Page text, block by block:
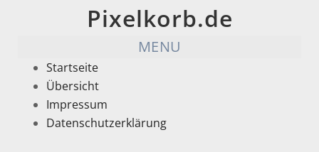
Pixelkorb.de
MENU
Startseite
Übersicht
Impressum
Datenschutzerklärung